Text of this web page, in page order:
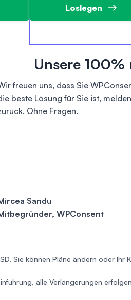
Loslegen
Unsere
freuen uns, dass Sie
beste Lösung für Sie ist,
Ohne Fragen.
Sandu
WPConsent
Sie können Pläne ändern oder Ihr
alle Verlängerungen